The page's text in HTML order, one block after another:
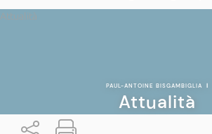
Attualità
PAUL-ANTOINE BISGAMBIGLIA |
Attualità